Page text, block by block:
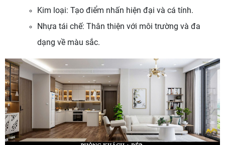
Kim loại: Tạo điểm nhấn hiện đại và cá tính.
Nhựa tái chế: Thân thiện với môi trường và đa
dạng về màu sắc.